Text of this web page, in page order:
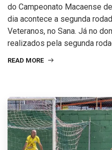
do Campeonato Macaense
dia acontece a segunda
Veteranos, no Sana. Já no
realizados pela segunda
READ MORE